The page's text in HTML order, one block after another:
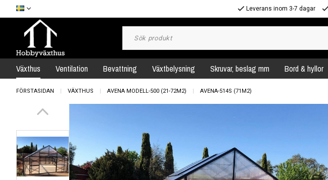
Leverans inom 3-7 dagar
Växthus Ventilation Bevattning Växtbelysning Skruvar, beslag mm Bord & hyllor
FÖRSTASIDAN VÄXTHUS AVENA MODELL-500 (21-72M2) AVENA-514S (71M2)